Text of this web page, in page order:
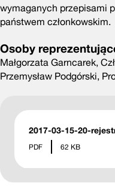
wymaganych przepisami
państwem członkowskim.
Osoby
Małgorzata Garncarek,
Przemysław Podgórski,
2017-03-15-20-
PDF 62 KB